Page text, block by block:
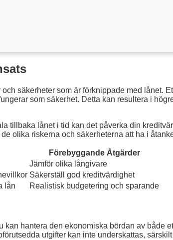
säkerheter som är förknippade med lånet.
som säkerhet. Detta kan resultera i
tillbaka lånet i tid kan det påverka din
olika riskerna och säkerheterna att ha i
Förebyggande Åtgärder
Jämför olika långivare
Säkerställ god kreditvärdighet
lån Realistisk budgetering och sparande
hantera den ekonomiska bördan av både
utgifter kan inte underskattas,